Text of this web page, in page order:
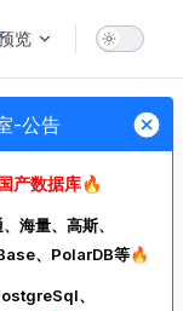
-公告
产数据库🔥
海量、高斯、
、PolarDB等🔥
、
览